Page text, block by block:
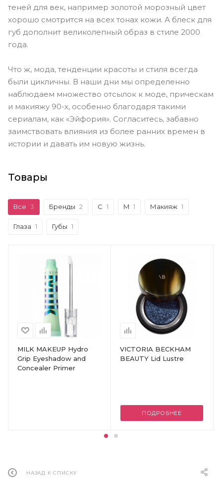
теней для век, например золотой морозный цвет
хорошо смотрится на всех тонах кожи. А блеск для
губ дополнит великолепный образ в стиле 2000
года.
Что ж, мода, тенденции красоты и стиля всегда
были цикличны. В наши дни мы определенно
наблюдаем множество отсылок к моде, прическам
и макияжу 90-х, особенно благодаря такими
сериалам, как «Эйфория». Согласитесь, забавно
заимствовать влияния из более ранних времен в
истории и давать им новую жизнь.
Товары
Все 3 Бренды 2 C 1 M 1 Макияж 1
Глаза 1 Губы 1
MILK MAKEUP Hydro
Grip Eyeshadow and
Concealer Primer
VICTORIA BECKHAM
BEAUTY Lid Lustre
ПОДРОБНЕЕ
НАЗАД К СПИСКУ